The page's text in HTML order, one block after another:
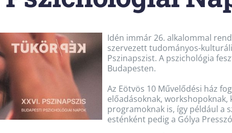
Idén immár 26. alkalommal
szervezett tudományos-
Pszinapszist. A pszichológia
Budapesten.
Az Eötvös 10 Művelődési ház
előadásoknak,
programoknak is, így például a
esténként pedig a Gólya